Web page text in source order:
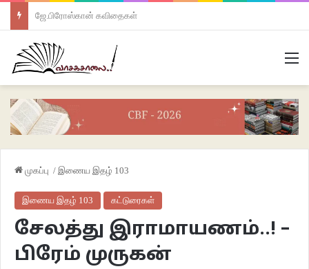
ஜே.பிரோஸ்கான் கவிதைகள்
முகப்பு / இணைய இதழ் 103
இணைய இதழ் 103 கட்டுரைகள்
சேலத்து இராமாயணம்..! –
பிரேம் முருகன்